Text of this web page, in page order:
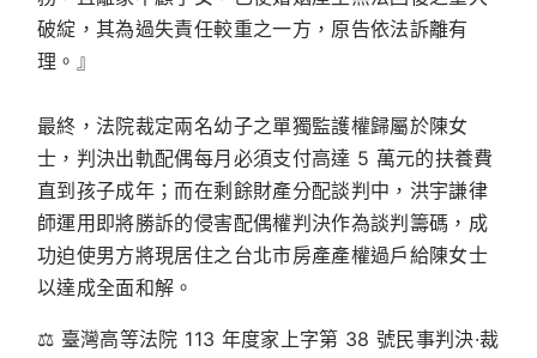
破綻，其為過失責任較重之一方，原告依法訴離有
理。』
最終，法院裁定兩名幼子之單獨監護權歸屬於陳女
士，判決出軌配偶每月必須支付高達 5 萬元的扶養費
直到孩子成年；而在剩餘財產分配談判中，洪宇謙律
師運用即將勝訴的侵害配偶權判決作為談判籌碼，成
功迫使男方將現居住之台北市房產產權過戶給陳女士
以達成全面和解。
⚖️ 臺灣高等法院 113 年度家上字第 38 號民事判決·裁